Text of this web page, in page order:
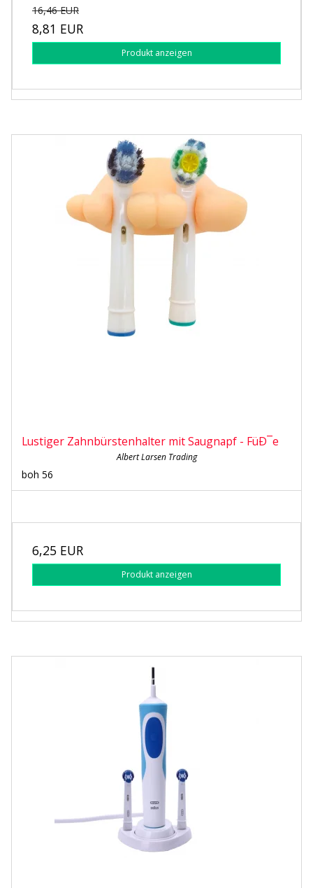
16,46 EUR
8,81 EUR
Produkt anzeigen
Lustiger Zahnbürstenhalter mit Saugnapf - FüÐ¯e
Albert Larsen Trading
boh 56
6,25 EUR
Produkt anzeigen